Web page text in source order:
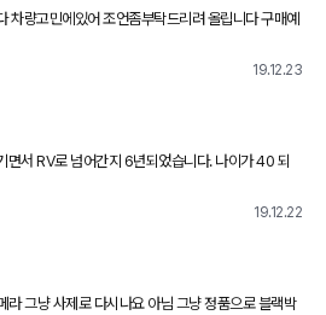
고민에있어 조언좀부탁드리려 올립니다 구매예
리미엄 5,550만원 2017년5월 40,000km 보증
19.12.23
져 가 뒷자리가 넓다하여 계약
19.12.22
라 그냥 사제로 다시나요 아님 그냥 정품으로 블랙박